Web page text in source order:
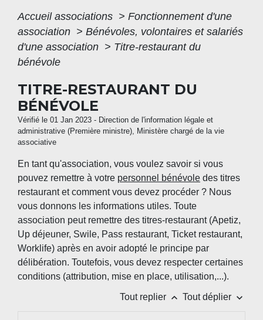
Accueil associations > Fonctionnement d'une
association > Bénévoles, volontaires et salariés
d'une association > Titre-restaurant du
bénévole
TITRE-RESTAURANT DU
BÉNÉVOLE
Vérifié le 01 Jan 2023 - Direction de l'information légale et
administrative (Première ministre), Ministère chargé de la vie
associative
En tant qu'association, vous voulez savoir si vous
pouvez remettre à votre personnel bénévole des titres
restaurant et comment vous devez procéder ? Nous
vous donnons les informations utiles. Toute
association peut remettre des titres-restaurant (Apetiz,
Up déjeuner, Swile, Pass restaurant, Ticket restaurant,
Worklife) après en avoir adopté le principe par
délibération. Toutefois, vous devez respecter certaines
conditions (attribution, mise en place, utilisation,...).
Tout replier keyboard_arrow_up Tout déplier keyboard_arrow_down